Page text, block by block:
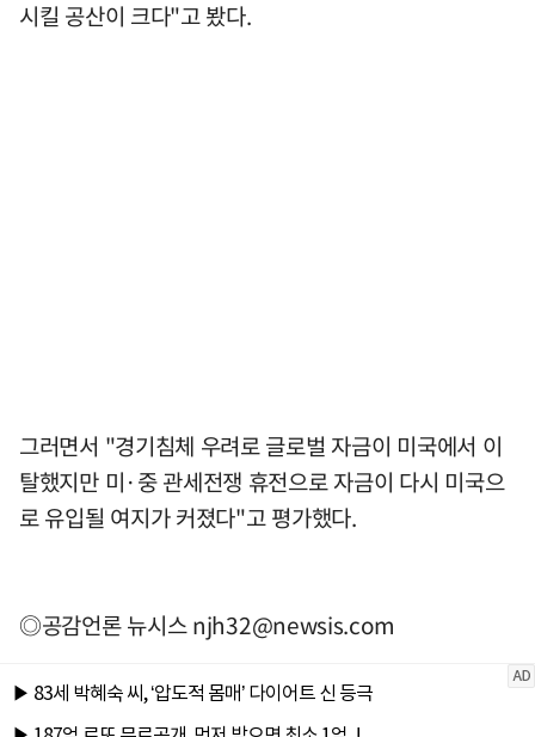
시킬 공산이 크다"고 봤다.
그러면서 "경기침체 우려로 글로벌 자금이 미국에서 이
탈했지만 미·중 관세전쟁 휴전으로 자금이 다시 미국으
로 유입될 여지가 커졌다"고 평가했다.
◎공감언론 뉴시스njh32@newsis.com